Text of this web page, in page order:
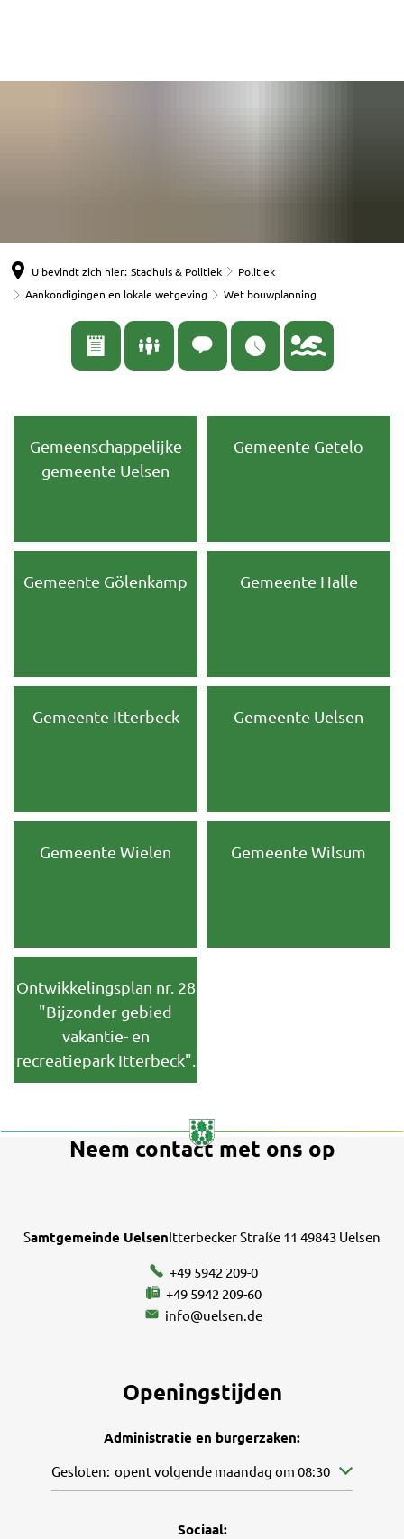
U bevindt zich hier: Stadhuis & Politiek
Politiek
Aankondigingen en lokale wetgeving
Wet bouwplanning
bouwplanning
Gemeenschappelijke
gemeente Uelsen
Gemeente Getelo
Gemeente Gölenkamp Gemeente Halle
Gemeente Itterbeck Gemeente Uelsen
Gemeente Wielen Gemeente Wilsum
Ontwikkelingsplan nr. 28
"Bijzonder gebied
vakantie- en
recreatiepark Itterbeck".
Neem contact met ons op
Samtgemeinde UelsenItterbecker Straße 11 49843 Uelsen
+49 5942 209-0
+49 5942 209-60
info@uelsen.de
Openingstijden
Administratie en burgerzaken:
Klik om andere openings- of sluitingstijden te verbergen
Gesloten: opent volgende maandag om 08:30
Sociaal: